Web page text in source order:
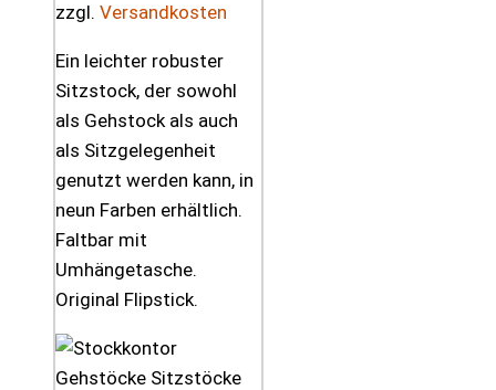
zzgl. Versandkosten
Ein leichter robuster
Sitzstock, der sowohl
als Gehstock als auch
als Sitzgelegenheit
genutzt werden kann, in
neun Farben erhältlich.
Faltbar mit
Umhängetasche.
Original Flipstick.